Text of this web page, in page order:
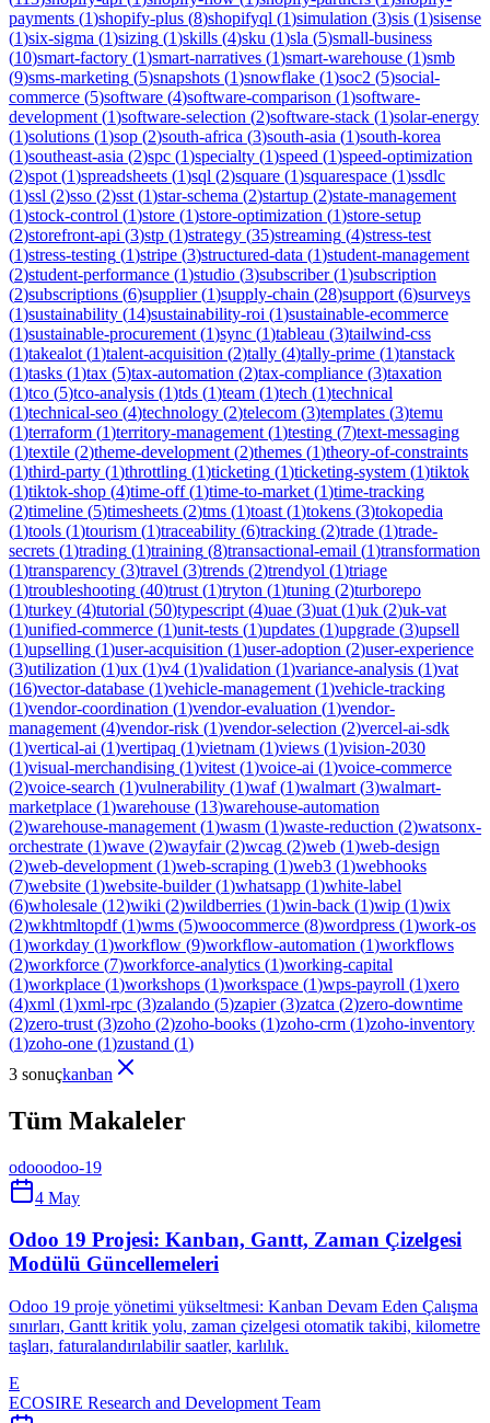
payments (1)shopify-plus (8)shopifyql (1)simulation (3)sis (1)sisense
(1)six-sigma (1)sizing (1)skills (4)sku (1)sla (5)small-business
(10)smart-factory (1)smart-narratives (1)smart-warehouse (1)smb
(9)sms-marketing (5)snapshots (1)snowflake (1)soc2 (5)social-
commerce (5)software (4)software-comparison (1)software-
development (1)software-selection (2)software-stack (1)solar-energy
(1)solutions (1)sop (2)south-africa (3)south-asia (1)south-korea
(1)southeast-asia (2)spc (1)specialty (1)speed (1)speed-optimization
(2)spot (1)spreadsheets (1)sql (2)square (1)squarespace (1)ssdlc
(1)ssl (2)sso (2)sst (1)star-schema (2)startup (2)state-management
(1)stock-control (1)store (1)store-optimization (1)store-setup
(2)storefront-api (3)stp (1)strategy (35)streaming (4)stress-test
(1)stress-testing (1)stripe (3)structured-data (1)student-management
(2)student-performance (1)studio (3)subscriber(1)subscription
(2)subscriptions (6)supplier(1)supply-chain (28)support (6)surveys
(1)sustainability (14)sustainability-roi (1)sustainable-ecommerce
(1)sustainable-procurement (1)sync (1)tableau (3)tailwind-css
(1)takealot (1)talent-acquisition (2)tally (4)tally-prime (1)tanstack
(1)tasks (1)tax (5)tax-automation (2)tax-compliance (3)taxation
(1)tco (5)tco-analysis (1)tds (1)team (1)tech (1)technical
(1)technical-seo (4)technology (2)telecom (3)templates (3)temu
(1)terraform (1)territory-management (1)testing (7)text-messaging
(1)textile (2)theme-development (2)themes (1)theory-of-constraints
(1)third-party (1)throttling (1)ticketing (1)ticketing-system (1)tiktok
(1)tiktok-shop (4)time-off(1)time-to-market (1)time-tracking
(2)timeline (5)timesheets (2)tms (1)toast (1)tokens (3)tokopedia
(1)tools (1)tourism (1)traceability (6)tracking (2)trade (1)trade-
secrets (1)trading (1)training (8)transactional-email (1)transformation
(1)transparency (3)travel (3)trends (2)trendyol (1)triage
(1)troubleshooting (40)trust (1)tryton (1)tuning (2)turborepo
(1)turkey (4)tutorial (50)typescript (4)uae (3)uat (1)uk (2)uk-vat
(1)unified-commerce (1)unit-tests (1)updates (1)upgrade (3)upsell
(1)upselling (1)user-acquisition (1)user-adoption (2)user-experience
(3)utilization (1)ux (1)v4 (1)validation (1)variance-analysis (1)vat
(16)vector-database (1)vehicle-management (1)vehicle-tracking
(1)vendor-coordination (1)vendor-evaluation (1)vendor-
management (4)vendor-risk (1)vendor-selection (2)vercel-ai-sdk
(1)vertical-ai (1)vertipaq (1)vietnam (1)views (1)vision-2030
(1)visual-merchandising (1)vitest (1)voice-ai (1)voice-commerce
(2)voice-search (1)vulnerability (1)waf(1)walmart (3)walmart-
marketplace (1)warehouse (13)warehouse-automation
(2)warehouse-management (1)wasm (1)waste-reduction (2)watsonx-
orchestrate (1)wave (2)wayfair(2)wcag (2)web (1)web-design
(2)web-development (1)web-scraping (1)web3 (1)webhooks
(7)website (1)website-builder(1)whatsapp (1)white-label
(6)wholesale (12)wiki (2)wildberries (1)win-back (1)wip (1)wix
(2)wkhtmltopdf(1)wms (5)woocommerce (8)wordpress (1)work-os
(1)workday (1)workflow (9)workflow-automation (1)workflows
(2)workforce (7)workforce-analytics (1)working-capital
(1)workplace (1)workshops (1)workspace (1)wps-payroll (1)xero
(4)xml (1)xml-rpc (3)zalando (5)zapier(3)zatca (2)zero-downtime
(2)zero-trust (3)zoho (2)zoho-books (1)zoho-crm (1)zoho-inventory
(1)zoho-one (1)zustand (1)
3 sonuçkanban
Tüm Makaleler
odooodoo-19
4 May
Odoo 19 Projesi: Kanban, Gantt, Zaman Çizelgesi
Modülü Güncellemeleri
Odoo 19 proje yönetimi yükseltmesi: Kanban Devam Eden Çalışma
sınırları, Gantt kritik yolu, zaman çizelgesi otomatik takibi, kilometre
taşları, faturalandırılabilir saatler, karlılık.
E
ECOSIRE Research and Development Team